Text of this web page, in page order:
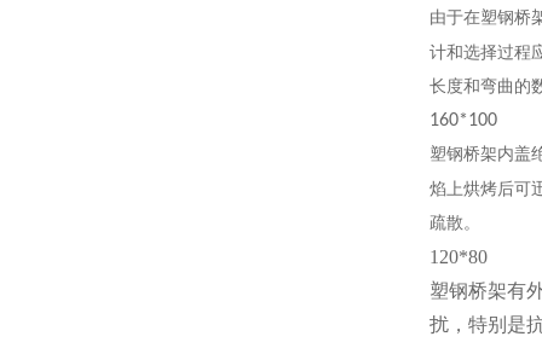
由于在塑钢桥
计和选择过程
长度和弯曲的
160*100
塑钢桥架内盖
焰上烘烤后可
疏散。
120*80
塑钢桥架有
扰，特别是